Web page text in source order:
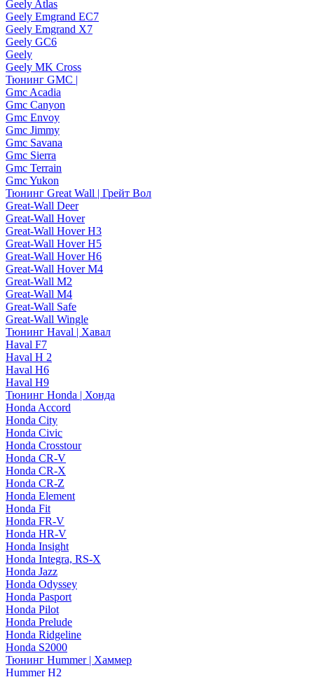
Geely Atlas
Geely Emgrand EC7
Geely Emgrand X7
Geely GC6
Geely
Geely MK Cross
Тюнинг GMC |
Gmc Acadia
Gmc Canyon
Gmc Envoy
Gmc Jimmy
Gmc Savana
Gmc Sierra
Gmc Terrain
Gmc Yukon
Тюнинг Great Wall | Грейт Вол
Great-Wall Deer
Great-Wall Hover
Great-Wall Hover H3
Great-Wall Hover H5
Great-Wall Hover H6
Great-Wall Hover M4
Great-Wall M2
Great-Wall M4
Great-Wall Safe
Great-Wall Wingle
Тюнинг Haval | Хавал
Haval F7
Haval H 2
Haval H6
Haval H9
Тюнинг Honda | Хонда
Honda Accord
Honda City
Honda Civic
Honda Crosstour
Honda CR-V
Honda CR-X
Honda CR-Z
Honda Element
Honda Fit
Honda FR-V
Honda HR-V
Honda Insight
Honda Integra, RS-X
Honda Jazz
Honda Odyssey
Honda Pasport
Honda Pilot
Honda Prelude
Honda Ridgeline
Honda S2000
Тюнинг Hummer | Хаммер
Hummer H2